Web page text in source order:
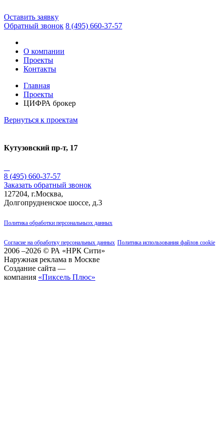
Оставить заявку
Обратный звонок 8 (495) 660-37-57
О компании
Проекты
Контакты
Главная
Проекты
ЦИФРА брокер
Вернуться к проектам
Кутузовский пр-т, 17
8 (495) 660-37-57
Заказать обратный звонок
127204, г.Москва,
Долгопрудненское шоссе, д.3
Политика обработки персональнызх данных
Согласие на обработку персональных данных Политика использования файлов cookie
2006 –2026 © РА «НРК Сити»
Наружная реклама в Москве
Создание сайта —
компания «Пиксель Плюс»